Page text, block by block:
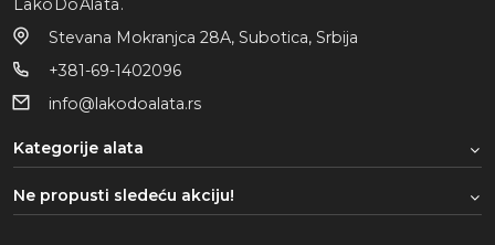
LakoDoAlata.
Stevana Mokranjca 28A, Subotica, Srbija
+381-69-1402096
info@lakodoalata.rs
Kategorije alata
Ne propusti sledeću akciju!